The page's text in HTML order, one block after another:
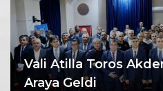
Vali Atilla Toros
Araya Geldi